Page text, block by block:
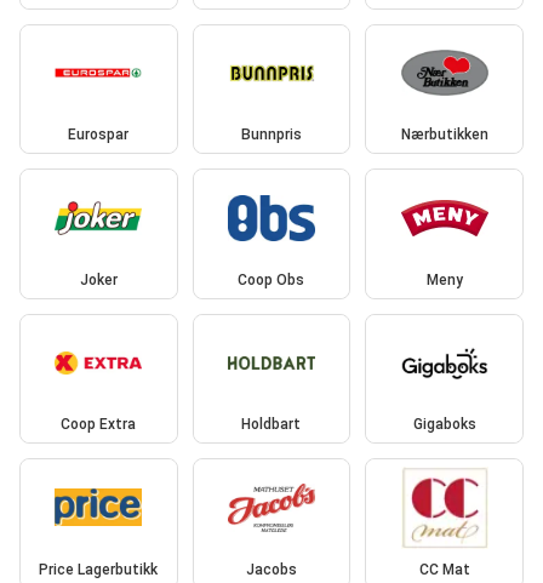
Eurospar Bunnpris Nærbutikken
Joker Coop Obs Meny
Coop Extra Holdbart Gigaboks
Price Lagerbutikk Jacobs CC Mat